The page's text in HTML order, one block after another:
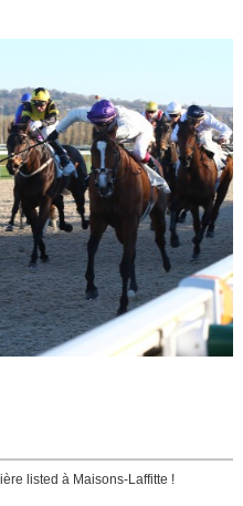
listed à Maisons-Laffitte !